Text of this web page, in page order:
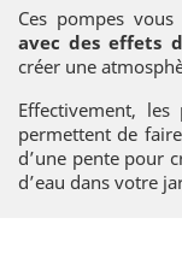
Ces pompes
avec des effets
créer une
Effectivement,
permettent de
d’une pente pour
d’eau dans votre